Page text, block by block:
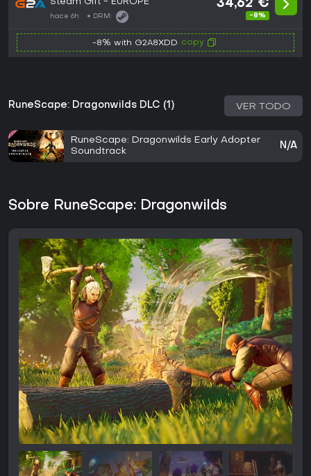
Steam Gift - EUROPE
hace 6h DRM:
34,62 €
-8%
-8% with G2A8XDD copy
RuneScape: Dragonwilds DLC (1) VER TODO
RuneScape: Dragonwilds Early Adopter
Soundtrack
N/A
Sobre RuneScape: Dragonwilds